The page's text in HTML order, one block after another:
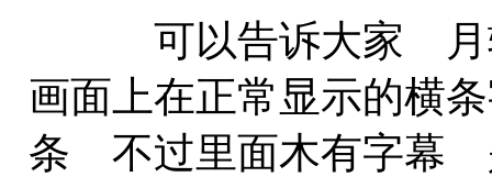
可以告诉大家 月轮
画面上在正常显示的横
条 不过里面木有字幕